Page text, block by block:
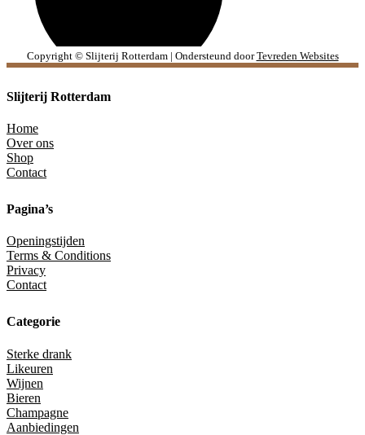
Copyright © Slijterij Rotterdam | Ondersteund doorTevreden Websites
Slijterij Rotterdam
Home
Over ons
Shop
Contact
Pagina’s
Openingstijden
Terms & Conditions
Privacy
Contact
Categorie
Sterke drank
Likeuren
Wijnen
Bieren
Champagne
Aanbiedingen